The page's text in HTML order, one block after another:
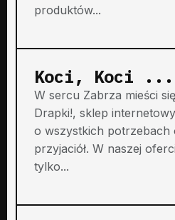
produktów...
Koci, Koci ...
W sercu Zabrza mieści
Drapki!, sklep
o wszystkich
przyjaciół. W naszej
tylko...